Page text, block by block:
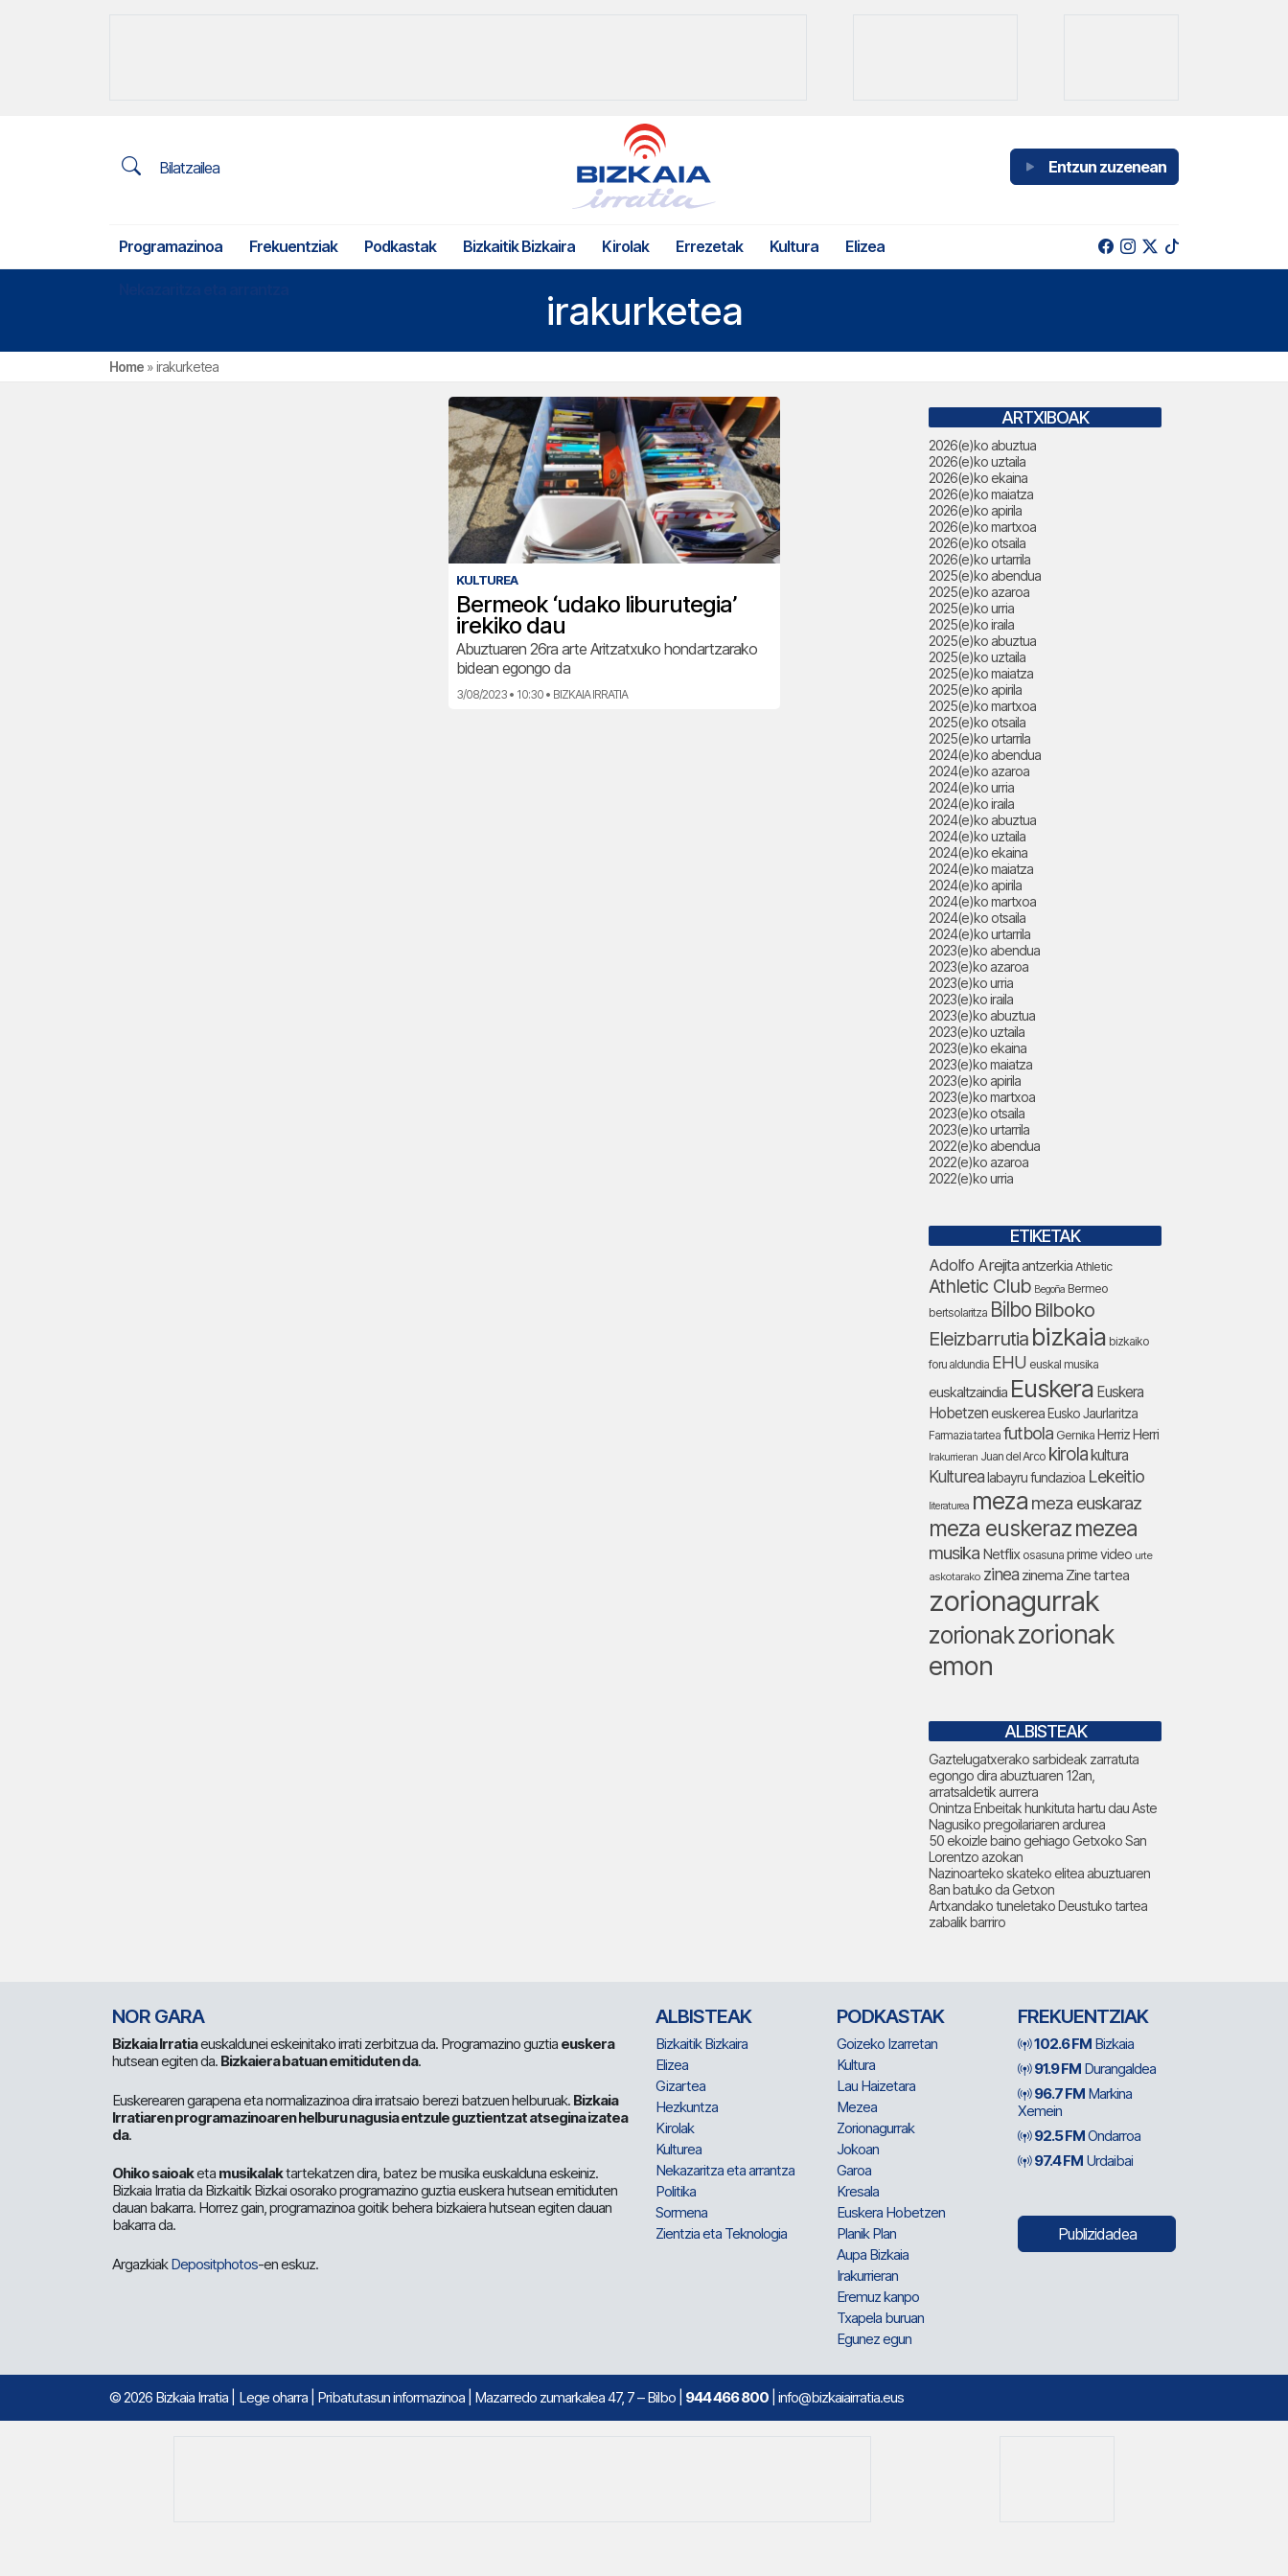
Bilatzailea Entzun zuzenean
Programazinoa Frekuentziak Podkastak Bizkaitik Bizkaira Kirolak Errezetak Kultura Elizea
irakurketea
Home »irakurketea
KULTUREA
Bermeok ‘udako liburutegia’
irekiko dau
Abuztuaren 26ra arte Aritzatxuko hondartzarako
bidean egongo da
3/08/2023 • 10:30 • BIZKAIA IRRATIA
ARTXIBOAK
2026(e)ko abuztua
2026(e)ko uztaila
2026(e)ko ekaina
2026(e)ko maiatza
2026(e)ko apirila
2026(e)ko martxoa
2026(e)ko otsaila
2026(e)ko urtarrila
2025(e)ko abendua
2025(e)ko azaroa
2025(e)ko urria
2025(e)ko iraila
2025(e)ko abuztua
2025(e)ko uztaila
2025(e)ko maiatza
2025(e)ko apirila
2025(e)ko martxoa
2025(e)ko otsaila
2025(e)ko urtarrila
2024(e)ko abendua
2024(e)ko azaroa
2024(e)ko urria
2024(e)ko iraila
2024(e)ko abuztua
2024(e)ko uztaila
2024(e)ko ekaina
2024(e)ko maiatza
2024(e)ko apirila
2024(e)ko martxoa
2024(e)ko otsaila
2024(e)ko urtarrila
2023(e)ko abendua
2023(e)ko azaroa
2023(e)ko urria
2023(e)ko iraila
2023(e)ko abuztua
2023(e)ko uztaila
2023(e)ko ekaina
2023(e)ko maiatza
2023(e)ko apirila
2023(e)ko martxoa
2023(e)ko otsaila
2023(e)ko urtarrila
2022(e)ko abendua
2022(e)ko azaroa
2022(e)ko urria
ETIKETAK
Adolfo Arejitaantzerkia Athletic
Athletic Club Begoña Bermeo
bertsolaritza Bilbo Bilboko
Eleizbarrutia bizkaia bizkaiko
foru aldundia EHU euskal musika
euskaltzaindia Euskera Euskera
Hobetzeneuskerea Eusko Jaurlaritza
Farmazia tartea futbola Gernika Herriz Herri
Irakurrieran Juan del Arco kirola kultura
Kulturealabayru fundazioa Lekeitio
literaturea meza meza euskaraz
meza euskerazmezea
musika Netflix osasuna prime video urte
askotarako zinea zinema Zine tartea
zorionagurrak
zorionakzorionak
emon
ALBISTEAK
Gaztelugatxerako sarbideak zarratuta
egongo dira abuztuaren 12an,
arratsaldetik aurrera
Onintza Enbeitak hunkituta hartu dau Aste
Nagusiko pregoilariaren ardurea
50 ekoizle baino gehiago Getxoko San
Lorentzo azokan
Nazinoarteko skateko elitea abuztuaren
8an batuko da Getxon
Artxandako tuneletako Deustuko tartea
zabalik barriro
NOR GARA
Bizkaia Irratiaeuskaldunei eskeinitako irrati zerbitzua da. Programazino guztia euskera
hutsean egiten da. Bizkaiera batuan emitiduten da.
Euskerearen garapena eta normalizazinoa dira irratsaio berezi batzuen helburuak. Bizkaia
Irratiaren programazinoaren helburu nagusia entzule guztientzat atsegina izatea
da.
Ohiko saioaketa musikalaktartekatzen dira, batez be musika euskalduna eskeiniz.
Bizkaia Irratia da Bizkaitik Bizkai osorako programazino guztia euskera hutsean emitiduten
dauan bakarra. Horrez gain, programazinoa goitik behera bizkaiera hutsean egiten dauan
bakarra da.
ArgazkiakDepositphotos-en eskuz.
ALBISTEAK
Bizkaitik Bizkaira
Elizea
Gizartea
Hezkuntza
Kirolak
Kulturea
Nekazaritza eta arrantza
Politika
Sormena
Zientzia eta Teknologia
PODKASTAK
Goizeko Izarretan
Kultura
Lau Haizetara
Mezea
Zorionagurrak
Jokoan
Garoa
Kresala
Euskera Hobetzen
Planik Plan
Aupa Bizkaia
Irakurrieran
Eremuz kanpo
Txapela buruan
Egunez egun
FREKUENTZIAK
102.6 FM Bizkaia
91.9 FM Durangaldea
96.7 FM Markina
Xemein
92.5 FMOndarroa
97.4 FM Urdaibai
Publizidadea
© 2026 Bizkaia Irratia Lege oharra Pribatutasun informazinoa | Mazarredo zumarkalea 47, 7 – Bilbo | 944 466 800 | info@bizkaiairratia.eus